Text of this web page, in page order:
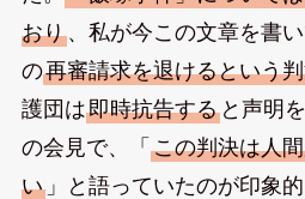
おり、私が今この文章を書
の再審請求を退けるという
護団は即時抗告すると声明
の会見で、「 この判決は人
い」と語っていたのが印象的